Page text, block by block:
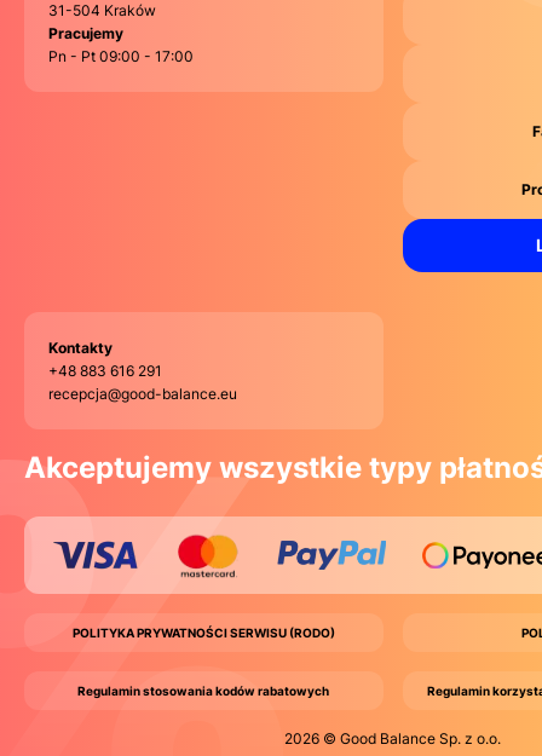
31-504 Kraków
Pracujemy
Pn - Pt 09:00 - 17:00
Kontakty
+48 883 616 291
recepcja@good-balance.eu
Akceptujemy wszystkie typy
POLITYKA PRYWATNOŚCI SERWISU (RODO)
Regulamin stosowania kodów rabatowych Regulamin
2026 © Good Balance Sp. z o.o.